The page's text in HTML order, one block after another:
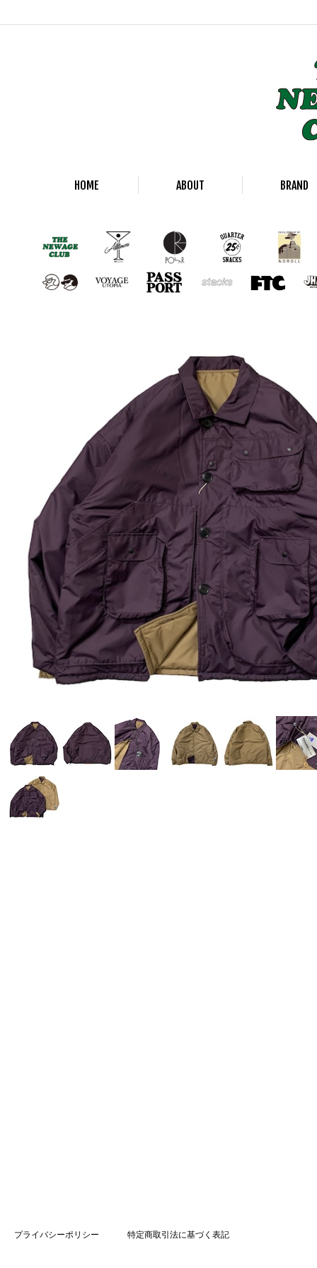
HOME ABOUT BRAND
プライバシーポリシー 特定商取引法に基づく表記